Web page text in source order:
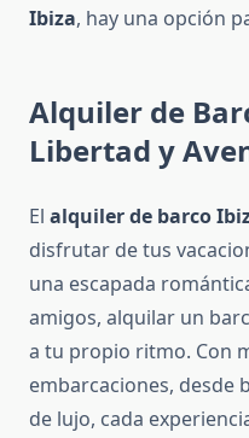
Ibiza, hay una opción
Alquiler de
Libertad y
El alquiler de barco
disfrutar de tus
una escapada
amigos, alquilar un
a tu propio ritmo. Con
embarcaciones, desde
de lujo, cada